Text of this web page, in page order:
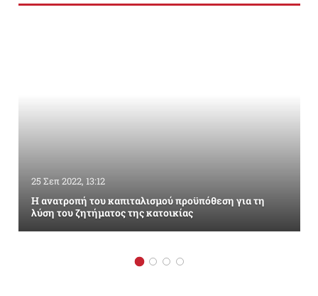
25 Σεπ 2022, 13:12
Η ανατροπή του καπιταλισμού προϋπόθεση για τη
λύση του ζητήματος της κατοικίας